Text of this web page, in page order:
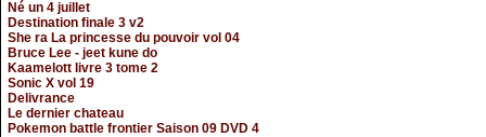
Né un 4 juillet
Destination finale 3 v2
She ra La princesse du pouvoir vol 04
Bruce Lee - jeet kune do
Kaamelott livre 3 tome 2
Sonic X vol 19
Delivrance
Le dernier chateau
Pokemon battle frontier Saison 09 DVD 4